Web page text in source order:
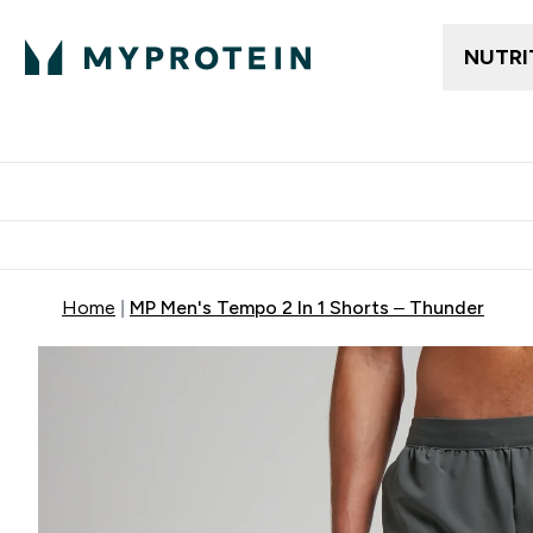
Home MP Men's Tempo 2 In 1 Shorts – Thunder